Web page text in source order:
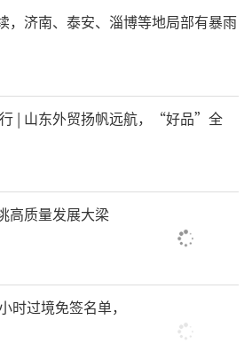
，济南、泰安、淄博等地局部有暴雨
| 山东外贸扬帆远航，“好品”全
高质量发展大梁
时过境免签名单，